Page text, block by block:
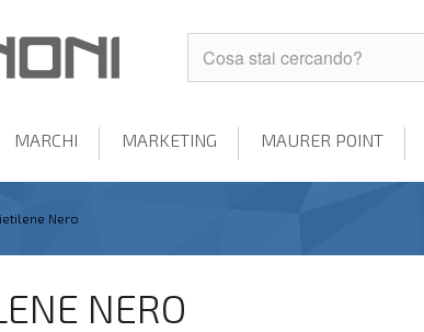
MARCHI MARKETING MAURER POINT
Nero
NERO